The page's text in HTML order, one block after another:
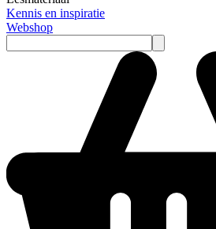
Kennis en inspiratie
Webshop